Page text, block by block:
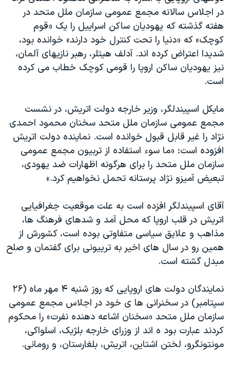
نرگس محمدی برنده جایزه نوبل صلح
همایش محافظه‌کاران آمریکا «سی‌پک»
صفحه‌های ویژه
سفر پرزیدنت ترامپ به چین
در اجلاس سالانه مجمع عمومی سازمان ملل متحد در
هفته گذشته که يهوديان ساکن اسرایيل را يک «قوم
کوچک» که «دنيا را تحت کنترل خود دارند» خوانده بود،
شديدا اعتراض کرده اند. آدلف هيتلر، رهبر نازيهای آلمان،
نيز يهوديان ساکن اروپا را قومی کوچک خطاب می کرده
است.
مايکل اسپيندلگر، وزير خارجه دولت اتريش، در نشست
مجمع عمومی سازمان ملل متحد سخنان محمود احمدی
نژاد را غير قابل قبول خوانده است. نماينده دولت اتريش
افزوده است: «ما سوء استفاده از تربيون مجمع عمومی
سازمان ملل متحد را برای هرگونه اظهارات ضد يهودی،
تبعيض آميزو نژاد پرستانه تحمل نخواهيم کرد.»
آقای اسپيندلگر افزده است به علت موقعيت جغرافيايی
اتريش در قلب اروپا که محل آمد و شدهای فرهنگ ها،
مذاهب و علايق سياسی متفاوتی بوده است، کشورش از
همين رو در سال های اخير به ترييونی برای گفتمان و صلح
مبدل گشته است.
نمايندگان دولت های اروپايی که روز شنبه ۴ مهر ماه (۲۶
سپتامبر) در سخنرانی ها ی خود در اجلاس مجمع عمومی
سازمان ملل متحد «سخنان اشاعه دهنده نفرت» را محکوم
کردند عبارت بود ه اند از وزرای خارجه بلژيک، اسلواکی،
مونتونگرو، لختن اشتاين، اتريش، بلغارستان، و رومانی.